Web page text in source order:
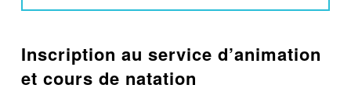
Inscription au service d’animation
et cours de natation